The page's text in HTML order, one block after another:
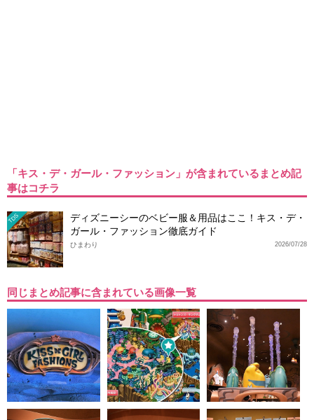
「キス・デ・ガール・ファッション」が含まれているまとめ記
事はコチラ
TDS
ディズニーシーのベビー服＆用品はここ！キス・デ・
ガール・ファッション徹底ガイド
2026/07/28
ひまわり
同じまとめ記事に含まれている画像一覧